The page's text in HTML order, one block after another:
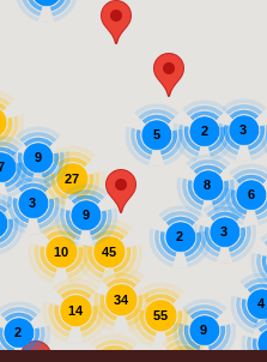
45
6
4
34
3
55
9
27
3
2
10
14
3
2
2
9
8
5
9